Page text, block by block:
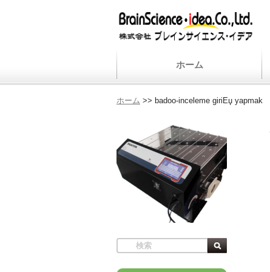
ホーム
ホーム >> badoo-inceleme giriЕџ yapmak